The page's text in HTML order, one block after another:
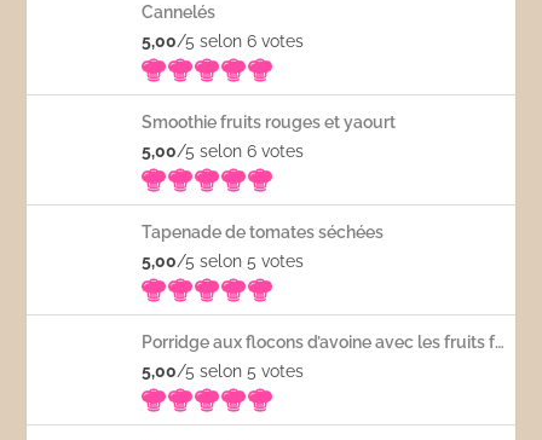
Cannelés
5,00/5 selon 6votes
Smoothie fruits rouges et yaourt
5,00/5 selon 6votes
Tapenade de tomates séchées
5,00/5 selon 5votes
Porridge aux flocons d’avoine avec les fruits frais
5,00/5 selon 5votes